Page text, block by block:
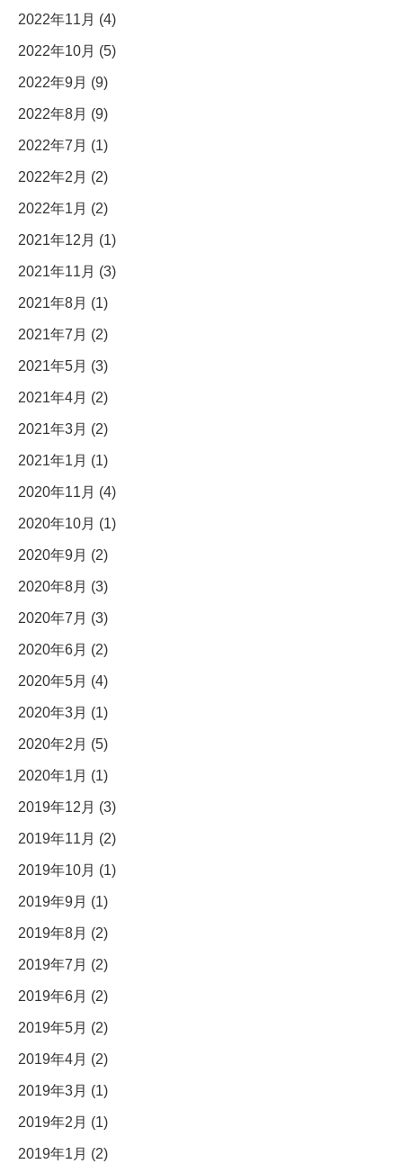
2022年11月 (4)
2022年10月 (5)
2022年9月 (9)
2022年8月 (9)
2022年7月 (1)
2022年2月 (2)
2022年1月 (2)
2021年12月 (1)
2021年11月 (3)
2021年8月 (1)
2021年7月 (2)
2021年5月 (3)
2021年4月 (2)
2021年3月 (2)
2021年1月 (1)
2020年11月 (4)
2020年10月 (1)
2020年9月 (2)
2020年8月 (3)
2020年7月 (3)
2020年6月 (2)
2020年5月 (4)
2020年3月 (1)
2020年2月 (5)
2020年1月 (1)
2019年12月 (3)
2019年11月 (2)
2019年10月 (1)
2019年9月 (1)
2019年8月 (2)
2019年7月 (2)
2019年6月 (2)
2019年5月 (2)
2019年4月 (2)
2019年3月 (1)
2019年2月 (1)
2019年1月 (2)